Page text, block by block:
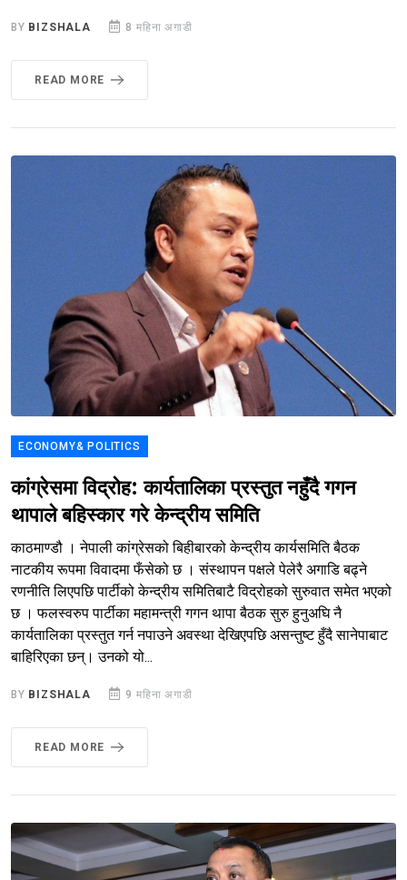
BY BIZSHALA 8 महिना अगाडी
READ MORE
ECONOMY& POLITICS
कांग्रेसमा विद्रोह: कार्यतालिका प्रस्तुत नहुँदै गगन
थापाले बहिस्कार गरे केन्द्रीय समिति
काठमाण्डौ । नेपाली कांग्रेसको बिहीबारको केन्द्रीय कार्यसमिति बैठक
नाटकीय रूपमा विवादमा फँसेको छ । संस्थापन पक्षले पेलेरै अगाडि बढ्ने
रणनीति लिएपछि पार्टीको केन्द्रीय समितिबाटै विद्रोहको सुरुवात समेत भएको
छ । फलस्वरुप पार्टीका महामन्त्री गगन थापा बैठक सुरु हुनुअघि नै
कार्यतालिका प्रस्तुत गर्न नपाउने अवस्था देखिएपछि असन्तुष्ट हुँदै सानेपाबाट
बाहिरिएका छन्। उनको यो...
BY BIZSHALA 9 महिना अगाडी
READ MORE